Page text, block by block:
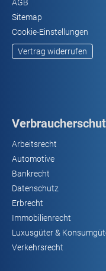
AGB
Sitemap
Cookie-Einstellungen
Vertrag widerrufen
Arbeitsrecht
Automotive
Bankrecht
Datenschutz
Erbrecht
Immobilienrecht
Luxusgüter &
Verkehrsrecht